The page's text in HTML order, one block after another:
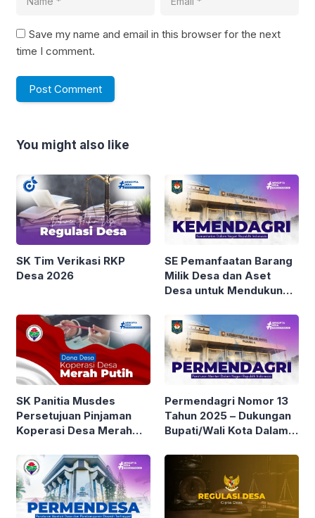
Save my name and email in this browser for the next
time I comment.
You might also like
SK Tim Verikasi RKP
Desa 2026
SE Pemanfaatan Barang
Milik Desa dan Aset
Desa untuk Mendukung
Merah Putih
SK Panitia Musdes
Persetujuan Pinjaman
Koperasi Desa Merah
Permendagri Nomor 13
Tahun 2025 – Dukungan
Bupati/Wali Kota Dalam
Desa/Kelurahan Merah
Putih